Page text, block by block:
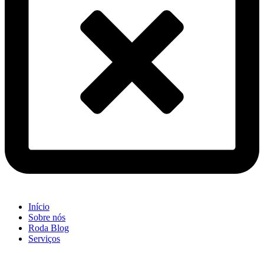
Início
Sobre nós
Roda Blog
Serviços